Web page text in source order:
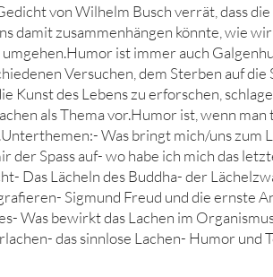
von Wilhelm Busch verrät, dass
damit zusammenhängen könnte, wie
umgehen.Humor ist immer auch
Versuchen, dem Sterben auf die
Kunst des Lebens zu erforschen,
als Thema vor.Humor ist, wenn
Was bringt mich/uns zum
der Spass auf- wo habe ich mich das
Das Lächeln des Buddha- der
Sigmund Freud und die ernste
Was bewirkt das Lachen im
das sinnlose Lachen- Humor und